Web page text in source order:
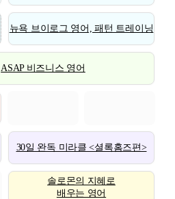
뉴욕 브이로그 영어, 패턴 트레이닝
ASAP 비즈니스 영어
30일 완독 미라클 <셜록홈즈편>
솔로몬의 지혜로
배우는 영어